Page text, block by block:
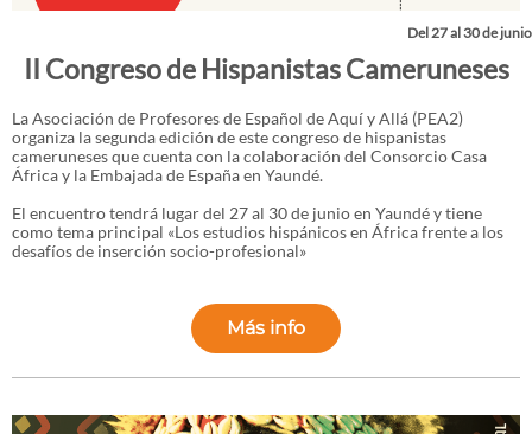
Del 27 al 30 de junio
II Congreso de Hispanistas Cameruneses
La Asociación de Profesores de Español de Aquí y Allá (PEA2)
organiza la segunda edición de este congreso de hispanistas
cameruneses que cuenta con la colaboración del Consorcio Casa
África y la Embajada de España en Yaundé.
El encuentro tendrá lugar del 27 al 30 de junio en Yaundé y tiene
como tema principal «Los estudios hispánicos en África frente a los
desafíos de inserción socio-profesional»
Más info